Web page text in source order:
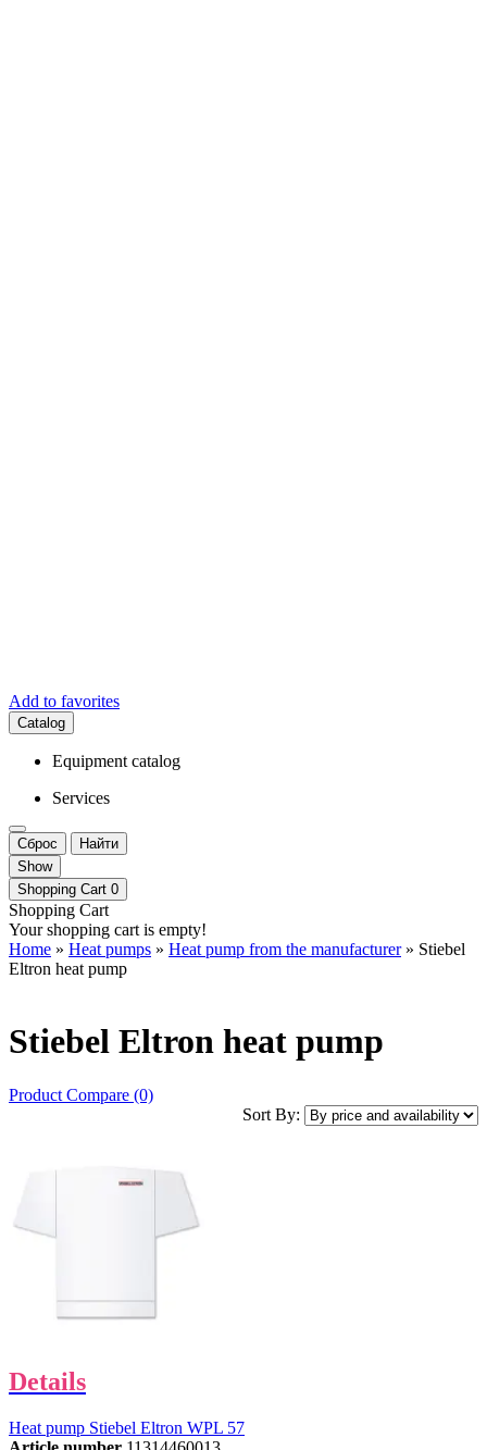
Add to favorites
Catalog
Equipment catalog
Services
Сброс
Найти
Show
Shopping Cart 0
Shopping Cart
Your shopping cart is empty!
Home » Heat pumps » Heat pump from the manufacturer» Stiebel
Eltron heat pump
Stiebel Eltron heat pump
Product Compare (0)
Sort By:
Details
Heat pump Stiebel Eltron WPL 57